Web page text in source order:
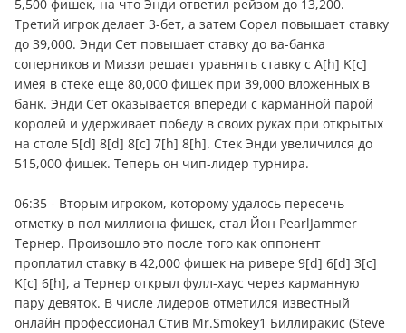
5,500 фишек, на что Энди ответил рейзом до 13,200.
Третий игрок делает 3-бет, а затем Сорел повышает ставку
до 39,000. Энди Сет повышает ставку до ва-банка
соперников и Миззи решает уравнять ставку с A[h] K[c]
имея в стеке еще 80,000 фишек при 39,000 вложенных в
банк. Энди Сет оказывается впереди с карманной парой
королей и удерживает победу в своих руках при открытых
на столе 5[d] 8[d] 8[c] 7[h] 8[h]. Стек Энди увеличился до
515,000 фишек. Теперь он чип-лидер турнира.
06:35 - Вторым игроком, которому удалось пересечь
отметку в пол миллиона фишек, стал Йон PearlJammer
Тернер. Произошло это после того как оппонент
проплатил ставку в 42,000 фишек на ривере 9[d] 6[d] 3[c]
K[c] 6[h], а Тернер открыл фулл-хаус через карманную
пару девяток. В числе лидеров отметился известный
онлайн профессионал Стив Mr.Smokey1 Биллиракис (Steve